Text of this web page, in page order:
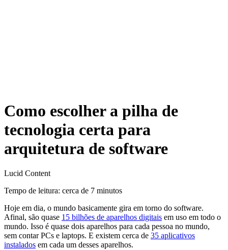
Como escolher a pilha de
tecnologia certa para
arquitetura de software
Lucid Content
Tempo de leitura: cerca de 7 minutos
Hoje em dia, o mundo basicamente gira em torno do software.
Afinal, são quase 15 bilhões de aparelhos digitais em uso em todo o
mundo. Isso é quase dois aparelhos para cada pessoa no mundo,
sem contar PCs e laptops. E existem cerca de 35 aplicativos
instalados em cada um desses aparelhos.